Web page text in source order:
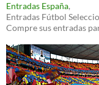
Entradas España,
Entradas Fútbol
Compre sus entradas